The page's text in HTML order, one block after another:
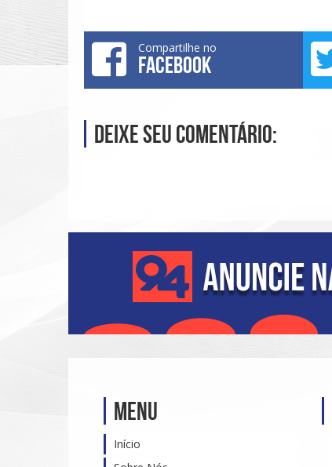
Compartilhe no
FACEBOOK
Deixe seu comentário:
Menu
Início